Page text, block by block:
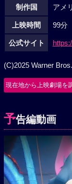
制作国 アメ
上映時間 99分
公式サイト
(C)2025 Warner
現在地から上映劇場を
予告編動画